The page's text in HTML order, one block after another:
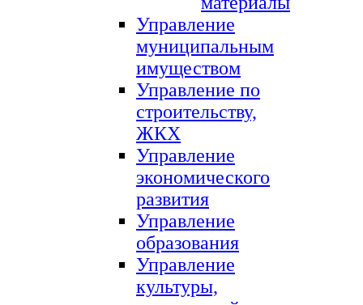
Управление
муниципальным
имуществом
Управление по
строительству,
ЖКХ
Управление
экономического
развития
Управление
образования
Управление
культуры,